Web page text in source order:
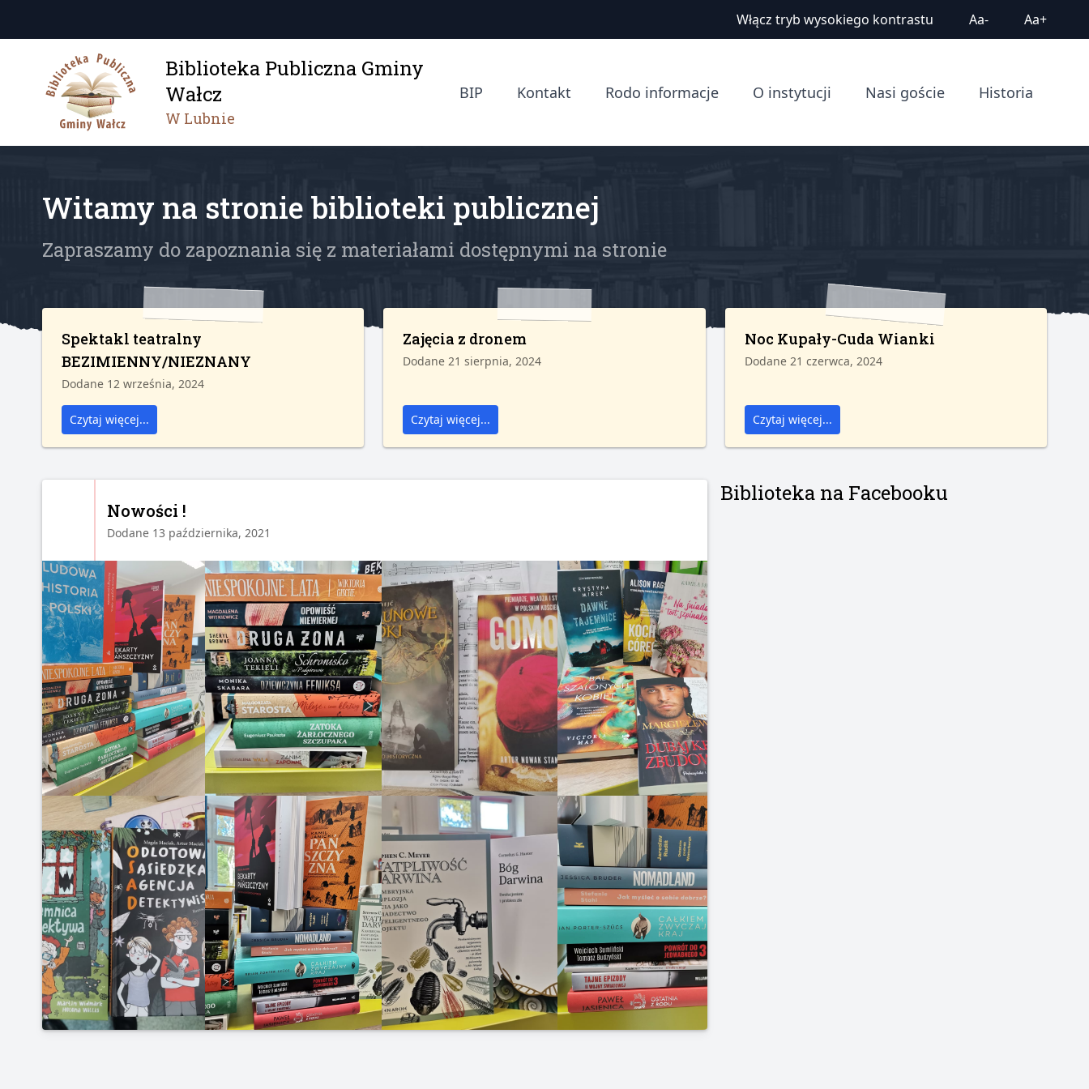
Włącz tryb wysokiego kontrastu Aa- Aa+
Biblioteka Publiczna Gminy
Wałcz
W Lubnie
BIP Kontakt Rodo informacje O instytucji Nasi goście Historia
Witamy na stronie biblioteki publicznej
Zapraszamy do zapoznania się z materiałami dostępnymi na stronie
Spektakl teatralny
BEZIMIENNY/NIEZNANY
Dodane 12 września, 2024
Czytaj więcej...
Zajęcia z dronem
Dodane 21 sierpnia, 2024
Czytaj więcej...
Noc Kupały-Cuda Wianki
Dodane 21 czerwca, 2024
Czytaj więcej...
Nowości !
Dodane 13 października, 2021
Biblioteka na Facebooku